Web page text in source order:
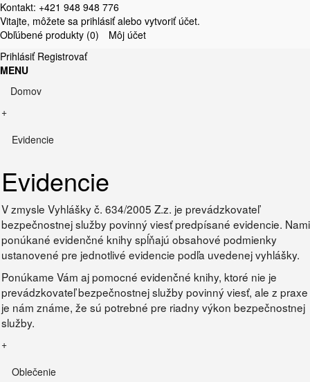
Kontakt: +421 948 948 776
Vitajte, môžete sa prihlásiťalebo vytvoriť účet.
Obľúbené produkty (0)
Môj účet
Prihlásiť Registrovať
MENU
Domov
+
Evidencie
Evidencie
V zmysle Vyhlášky č. 634/2005 Z.z. je prevádzkovateľ
bezpečnostnej služby povinný viesť predpísané evidencie. Nami
ponúkané evidenčné knihy spĺňajú obsahové podmienky
ustanovené pre jednotlivé evidencie podľa uvedenej vyhlášky.
Ponúkame Vám aj pomocné evidenčné knihy, ktoré nie je
prevádzkovateľ bezpečnostnej služby povinný viesť, ale z praxe
je nám známe, že sú potrebné pre riadny výkon bezpečnostnej
služby.
+
Oblečenie